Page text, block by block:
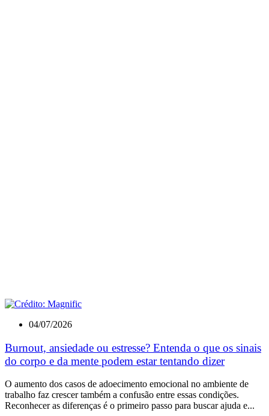
04/07/2026
Burnout, ansiedade ou estresse? Entenda o que os sinais
do corpo e da mente podem estar tentando dizer
O aumento dos casos de adoecimento emocional no ambiente de
trabalho faz crescer também a confusão entre essas condições.
Reconhecer as diferenças é o primeiro passo para buscar ajuda e...